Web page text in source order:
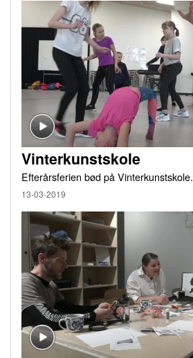
Vinterkunstskole
Efterårsferien bød på Vinterkunstskole.
13-03-2019